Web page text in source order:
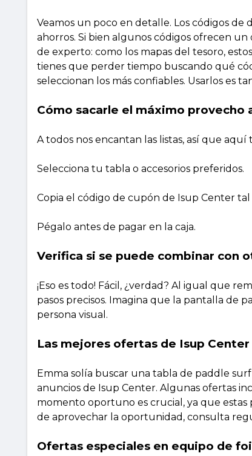
Veamos un poco en detalle. Los códigos
ahorros. Si bien algunos códigos ofrecen
de experto: como los mapas del tesoro,
tienes que perder tiempo buscando qué
seleccionan los más confiables. Usarlos es
Cómo sacarle el máximo provecho
A todos nos encantan las listas, así que
Selecciona tu tabla o accesorios preferidos.
Copia el código de cupón de Isup Center tal
Pégalo antes de pagar en la caja.
Verifica si se puede combinar con
¡Eso es todo! Fácil, ¿verdad? Al igual que
pasos precisos. Imagina que la pantalla de
persona visual.
Las mejores ofertas de Isup
Emma solía buscar una tabla de paddle
anuncios de Isup Center. Algunas ofertas
momento oportuno es crucial, ya que estas
de aprovechar la oportunidad, consulta
Ofertas especiales en equipo de